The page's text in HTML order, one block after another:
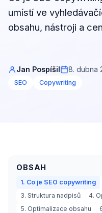
umístí ve
obsahu, nástroji a
Jan Pospíšil 8. dubna
SEO Copywriting
OBSAH
1. Co je SEO copywriting
3. Struktura nadpisů
4.
5. Optimalizace obsahu